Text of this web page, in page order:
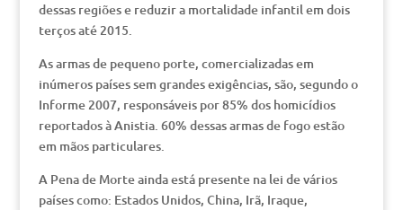
dessas regiões e reduzir a mortalidade infantil em dois
terços até 2015.
As armas de pequeno porte, comercializadas em
inúmeros países sem grandes exigências, são, segundo o
Informe 2007, responsáveis por 85% dos homicídios
reportados à Anistia. 60% dessas armas de fogo estão
em mãos particulares.
A Pena de Morte ainda está presente na lei de vários
países como: Estados Unidos, China, Irã, Iraque,